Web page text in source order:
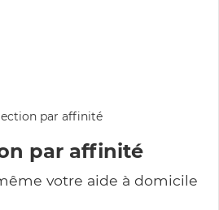
par affinité
votre aide à domicile